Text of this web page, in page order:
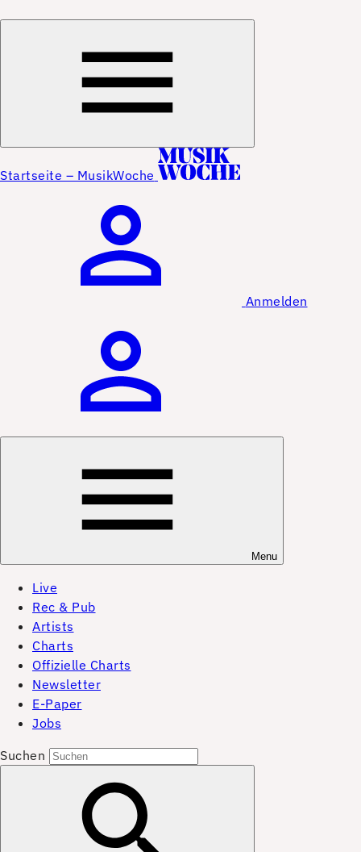
Startseite – MusikWoche
Anmelden
Menu
Live
Rec & Pub
Artists
Charts
Offizielle Charts
Newsletter
E-Paper
Jobs
Suchen